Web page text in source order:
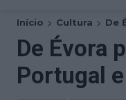
Início Cultura De
De Évora
Portugal